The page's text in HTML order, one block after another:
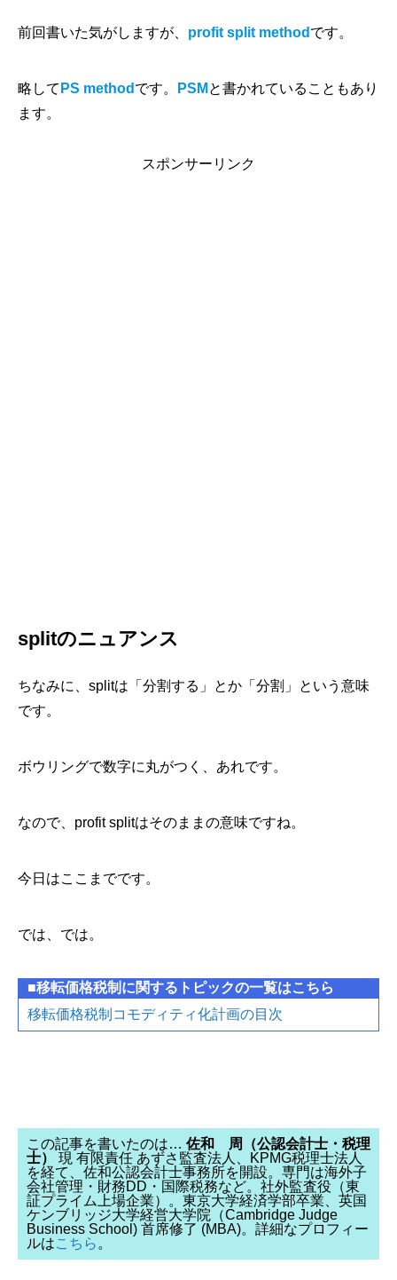
前回書いた気がしますが、 profit split method です。
略して PS method です。 PSM と書かれていることもあり
ます。
スポンサーリンク
splitのニュアンス
ちなみに、splitは「分割する」とか「分割」という意味
です。
ボウリングで数字に丸がつく、あれです。
なので、profit splitはそのままの意味ですね。
今日はここまでです。
では、では。
■移転価格税制に関するトピックの一覧はこちら
移転価格税制コモディティ化計画の目次
この記事を書いたのは… 佐和 周（公認会計士・税理
士）
現 有限責任 あずさ監査法人、KPMG税理士法人
を経て、佐和公認会計士事務所を開設。専門は海外子
会社管理・財務DD・国際税務など。社外監査役（東
証プライム上場企業）。東京大学経済学部卒業、英国
ケンブリッジ大学経営大学院（Cambridge Judge
Business School) 首席修了 (MBA)。詳細なプロフィー
ルはこちら 。